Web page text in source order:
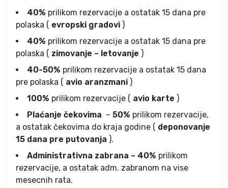
40% prilikom rezervacije a ostatak 15 dana pre
polaska ( evropski gradovi )
40% prilikom rezervacije a ostatak 15 dana pre
polaska ( zimovanje – letovanje )
40-50% prilikom rezervacije a ostatak 15 dana
pre polaska ( avio aranzmani )
100% prilikom rezervacije ( avio karte )
Plaćanje čekovima – 50% prilikom rezervacije,
a ostatak čekovima do kraja godine ( deponovanje
15 dana pre putovanja ).
Administrativna zabrana – 40% prilikom
rezervacije, a ostatak adm. zabranom na vise
mesecnih rata.